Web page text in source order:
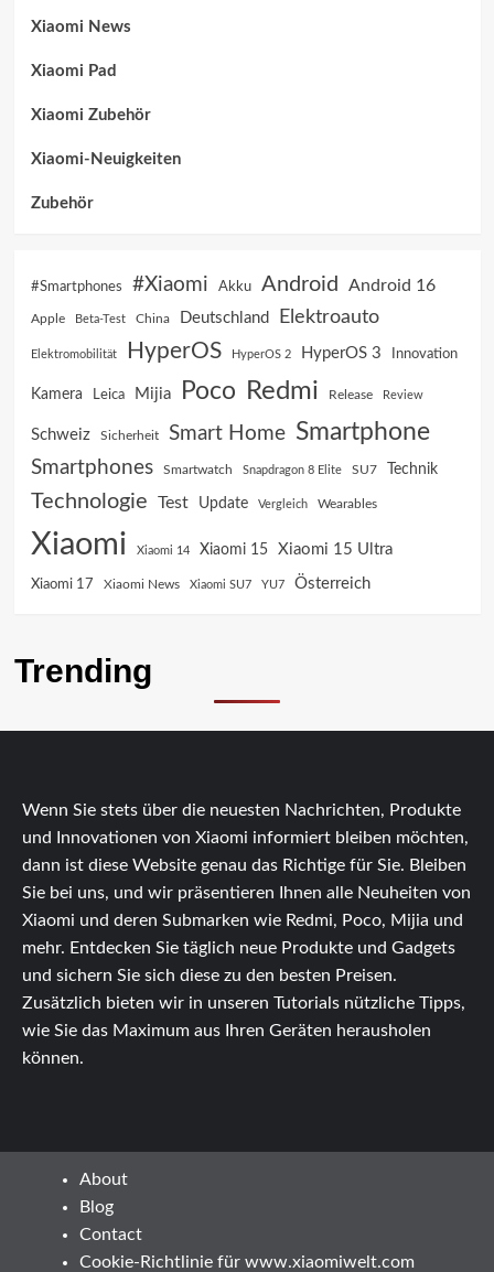
Xiaomi News
Xiaomi Pad
Xiaomi Zubehör
Xiaomi-Neuigkeiten
Zubehör
#Smartphones #Xiaomi Akku Android Android 16
Apple Beta-Test China Deutschland Elektroauto
Elektromobilität HyperOS HyperOS 2 HyperOS 3 Innovation
Kamera Leica Mijia Poco Redmi Release Review
Schweiz Sicherheit Smart Home Smartphone
Smartphones Smartwatch Snapdragon 8 Elite SU7 Technik
Technologie Test Update Vergleich Wearables
Xiaomi Xiaomi 14 Xiaomi 15 Xiaomi 15 Ultra
Xiaomi 17 Xiaomi News Xiaomi SU7 YU7 Österreich
Trending
Wenn Sie stets über die neuesten Nachrichten, Produkte
und Innovationen von Xiaomi informiert bleiben möchten,
dann ist diese Website genau das Richtige für Sie. Bleiben
Sie bei uns, und wir präsentieren Ihnen alle Neuheiten von
Xiaomi und deren Submarken wie Redmi, Poco, Mijia und
mehr. Entdecken Sie täglich neue Produkte und Gadgets
und sichern Sie sich diese zu den besten Preisen.
Zusätzlich bieten wir in unseren Tutorials nützliche Tipps,
wie Sie das Maximum aus Ihren Geräten herausholen
können.
About
Blog
Contact
Cookie-Richtlinie für www.xiaomiwelt.com